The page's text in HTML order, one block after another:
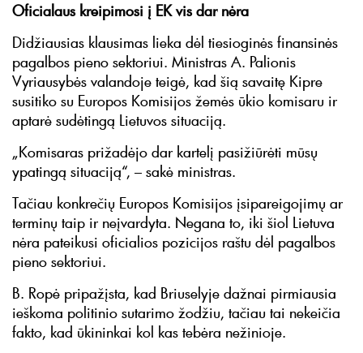
Oficialaus kreipimosi į EK vis dar nėra
Didžiausias klausimas lieka dėl tiesioginės finansinės
pagalbos pieno sektoriui. Ministras A. Palionis
Vyriausybės valandoje teigė, kad šią savaitę Kipre
susitiko su Europos Komisijos žemės ūkio komisaru ir
aptarė sudėtingą Lietuvos situaciją.
„Komisaras prižadėjo dar kartelį pasižiūrėti mūsų
ypatingą situaciją“, – sakė ministras.
Tačiau konkrečių Europos Komisijos įsipareigojimų ar
terminų taip ir neįvardyta. Negana to, iki šiol Lietuva
nėra pateikusi oficialios pozicijos raštu dėl pagalbos
pieno sektoriui.
B. Ropė pripažįsta, kad Briuselyje dažnai pirmiausia
ieškoma politinio sutarimo žodžiu, tačiau tai nekeičia
fakto, kad ūkininkai kol kas tebėra nežinioje.